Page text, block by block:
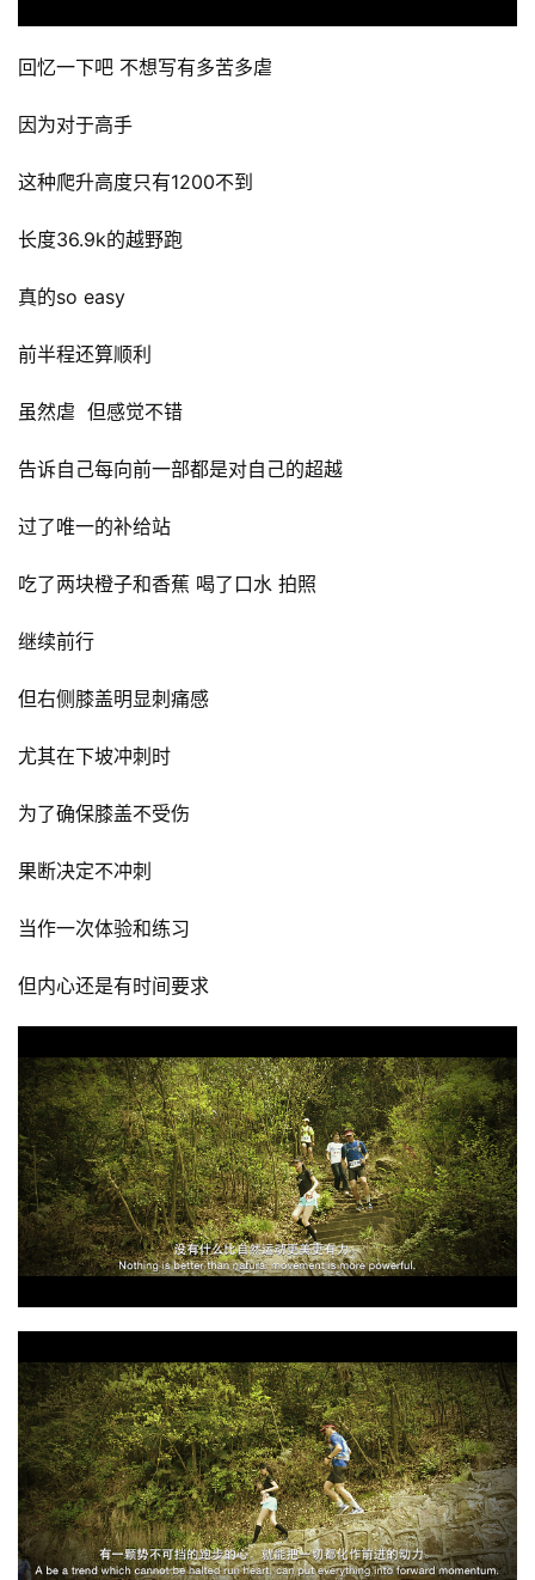
回忆一下吧 不想写有多苦多虐
因为对于高手
这种爬升高度只有1200不到
长度36.9k的越野跑
真的so easy
前半程还算顺利
虽然虐  但感觉不错
告诉自己每向前一部都是对自己的超越
过了唯一的补给站
吃了两块橙子和香蕉 喝了口水 拍照
继续前行
但右侧膝盖明显刺痛感
尤其在下坡冲刺时
为了确保膝盖不受伤
果断决定不冲刺
当作一次体验和练习
但内心还是有时间要求